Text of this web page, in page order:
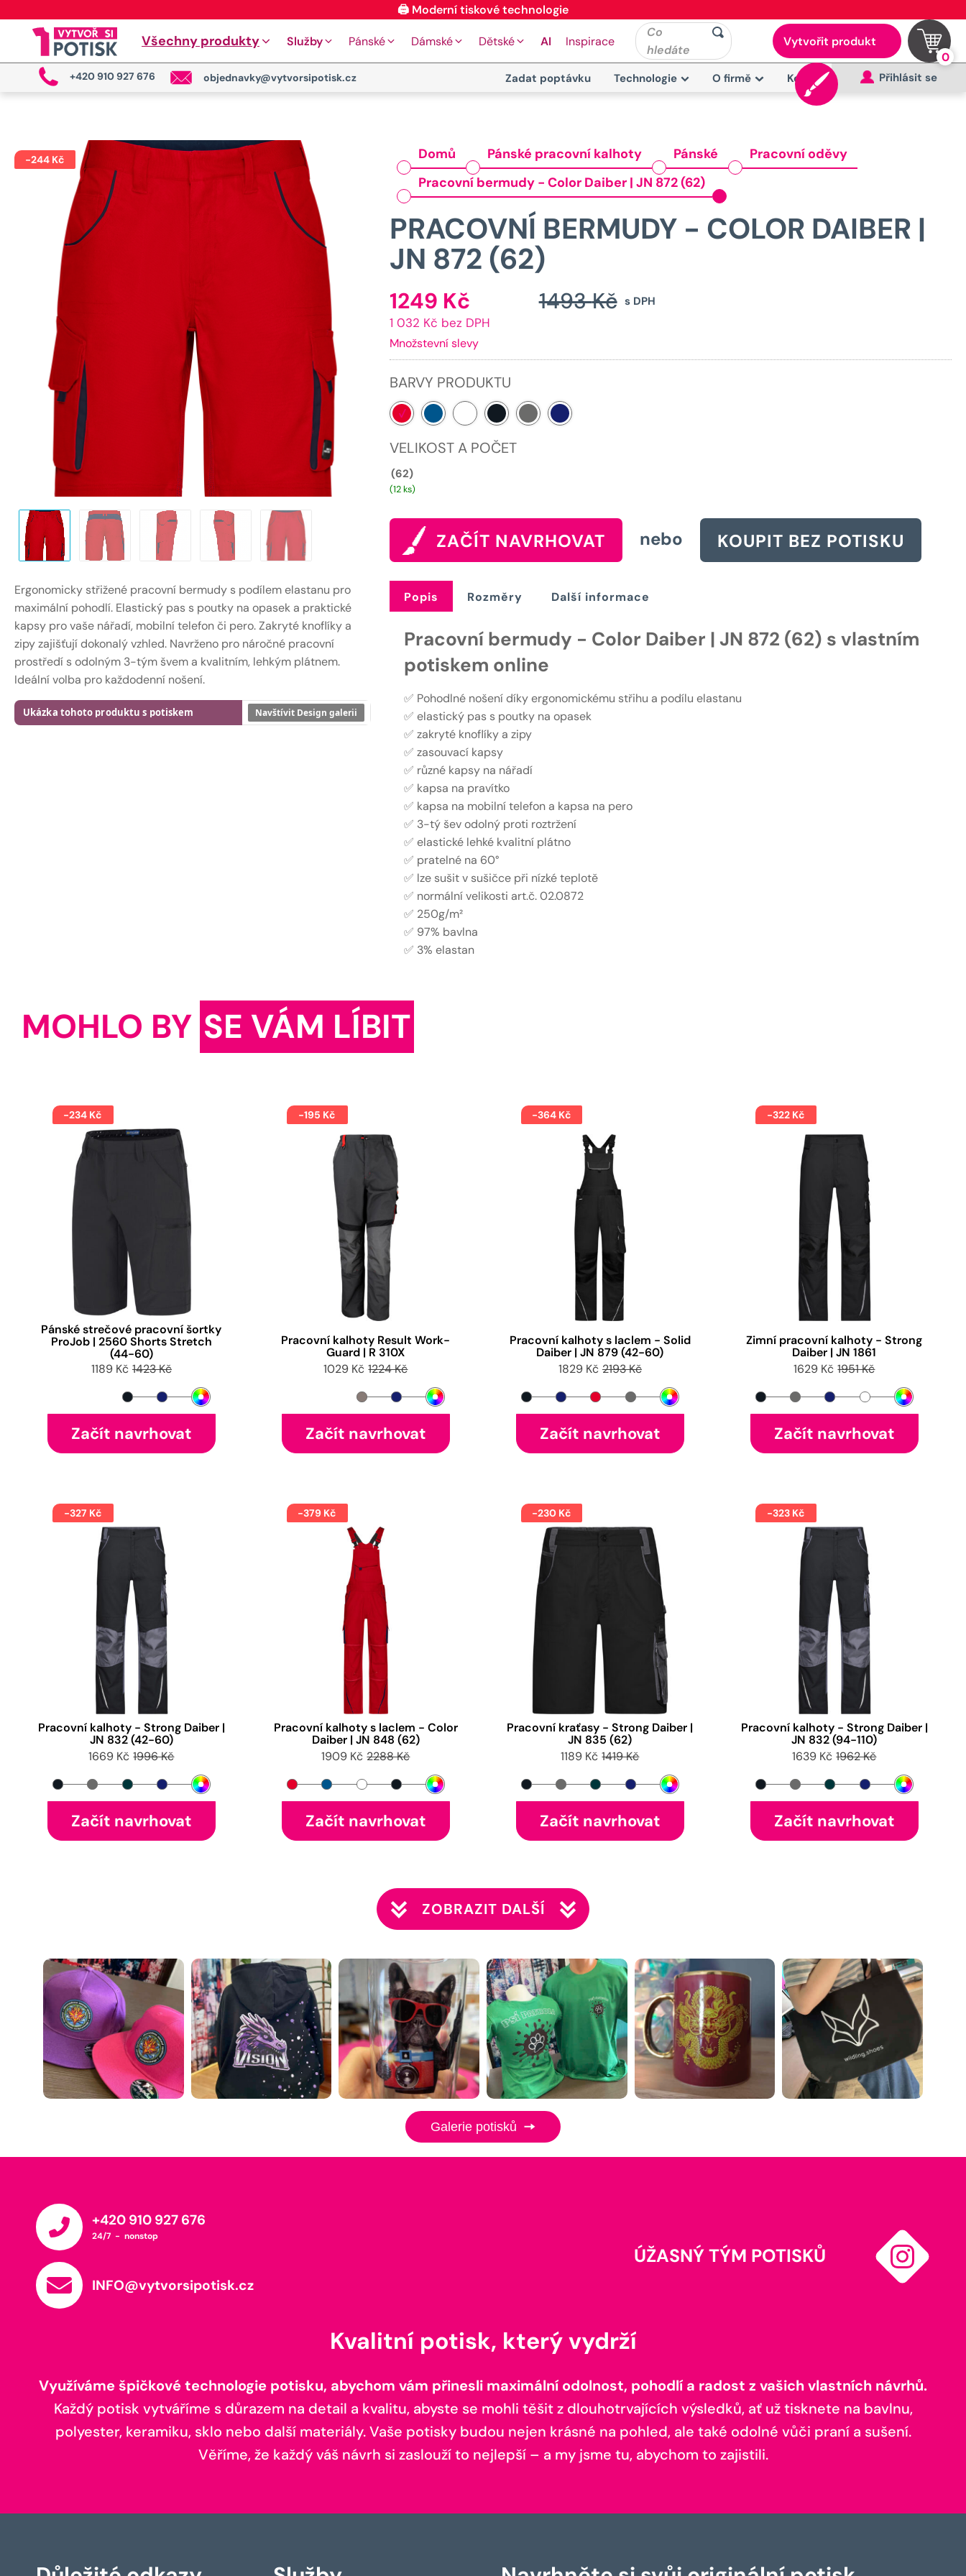
Všechny produkty Služby Pánské Dámské Dětské AI Inspirace
Co
hledáte
Vytvořit produkt
0
+420 910 927 676 objednavky@vytvorsipotisk.cz Zadat poptávku Technologie O firmě Kontakt Přihlásit se
-244 Kč
Ergonomicky střižené pracovní bermudy s podílem elastanu pro
maximální pohodlí. Elastický pas s poutky na opasek a praktické
kapsy pro vaše nářadí, mobilní telefon či pero. Zakryté knoflíky a
zipy zajišťují dokonalý vzhled. Navrženo pro náročné pracovní
prostředí s odolným 3-tým švem a kvalitním, lehkým plátnem.
Ideální volba pro každodenní nošení.
Ukázka tohoto produktu s potiskem Navštívit Design galerii
Domů Pánské pracovní kalhoty Pánské
Pracovní oděvy
Pracovní bermudy - Color Daiber | JN 872 (62)
PRACOVNÍ BERMUDY - COLOR DAIBER |
JN 872 (62)
s DPH
1493Kč
Původní
1493 Kč.
1249 KčAktuální
cena
je:
1 032 Kč bez DPH
Množstevní slevy
BARVY PRODUKTU
VELIKOST A POČET
(62)
(12 ks)
ZAČÍT NAVRHOVAT nebo KOUPIT BEZ POTISKU
Popis Rozměry Další informace
Pracovní bermudy - Color Daiber | JN 872 (62) s vlastním
potiskem online
✅ Pohodlné nošení díky ergonomickému střihu a podílu elastanu
✅ elastický pas s poutky na opasek
✅ zakryté knoflíky a zipy
✅ zasouvací kapsy
✅ různé kapsy na nářadí
✅ kapsa na pravítko
✅ kapsa na mobilní telefon a kapsa na pero
✅ 3-tý šev odolný proti roztržení
✅ elastické lehké kvalitní plátno
✅ pratelné na 60°
✅ lze sušit v sušičce při nízké teplotě
✅ normální velikosti art.č. 02.0872
✅ 250g/m²
✅ 97% bavlna
✅ 3% elastan
MOHLO BY SE VÁM LÍBIT
-234 Kč
Pánské strečové pracovní šortky
ProJob | 2560 Shorts Stretch
(44-60)
1189 Kč 1423 Kč
Začít navrhovat
-195 Kč
Pracovní kalhoty Result Work-
Guard | R 310X
1029 Kč 1224 Kč
Začít navrhovat
-364 Kč
Pracovní kalhoty s laclem - Solid
Daiber | JN 879 (42-60)
1829 Kč 2193 Kč
Začít navrhovat
-322 Kč
Zimní pracovní kalhoty - Strong
Daiber | JN 1861
1629 Kč 1951 Kč
Začít navrhovat
-327 Kč
Pracovní kalhoty - Strong Daiber |
JN 832 (42-60)
1669 Kč 1996 Kč
Začít navrhovat
-379 Kč
Pracovní kalhoty s laclem - Color
Daiber | JN 848 (62)
1909 Kč 2288 Kč
Začít navrhovat
-230 Kč
Pracovní kraťasy - Strong Daiber |
JN 835 (62)
1189 Kč 1419 Kč
Začít navrhovat
-323 Kč
Pracovní kalhoty - Strong Daiber |
JN 832 (94-110)
1639 Kč 1962 Kč
Začít navrhovat
ZOBRAZIT DALŠÍ
Galerie potisků
+420 910 927 676
24/7 - nonstop
INFO@vytvorsipotisk.cz
ÚŽASNÝ TÝM POTISKŮ
Kvalitní potisk, který vydrží
Využíváme špičkové technologie potisku, abychom vám přinesli maximální odolnost, pohodlí a radost z vašich vlastních návrhů.
Každý potisk vytváříme s důrazem na detail a kvalitu, abyste se mohli těšit z dlouhotrvajících výsledků, ať už tisknete na bavlnu,
polyester, keramiku, sklo nebo další materiály. Vaše potisky budou nejen krásné na pohled, ale také odolné vůči praní a sušení.
Věříme, že každý váš návrh si zaslouží to nejlepší – a my jsme tu, abychom to zajistili.